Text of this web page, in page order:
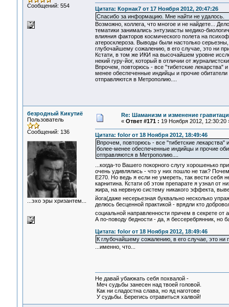
Сообщений: 554
Цитата: Корнак7 от 17 Ноября 2012, 20:47:26
Спасибо за информацию. Мне найти не удалось.
Возможно, коллега, что многое и не найдете...
тематики занимались энтузиасты медико-
влияния факторов космического полета на
атеросклероза. Выводы были настолько
глубочайшему сожалению, в его случае, это ни
Кстати, в том же ИКИ на высочайшем уровне
некий гуру-йог, который в отличии от
Впрочем, повторюсь - все "тибетские лекарства"
менее обеспеченные индийцы и прочие
отправляются в Метрополию....
безродный Кикутиё
Пользователь
Сообщений: 136
...эхо эры хризантем...
Re: Шаманизм и изменение
« Ответ #171 : 19 Ноября 2012, 12:30:20
Цитата: folor от 18 Ноября 2012, 18:49:46
Впрочем, повторюсь - все "тибетские лекарства"
более-менее обеспеченные индийцы и прочие
отправляются в Метрополию....
...когда-то Вашего покорного слугу хорошенько
очень удивлялись - что у них пошло не так?
E270. Но ведь я если не умереть, так вести
карнитина. Кстати об этом препарате я узнал от
жира, на нервную систему никакого эффекта,
йога(даже несерьезная буквально несколько
делюсь бесценной практикой - врядли кто
социальной направленности причем в секрете от
А по-поводу бедности - да, я бессеребрянник, но
Цитата: folor от 18 Ноября 2012, 18:49:46
К глубочайшему сожалению, в его случае, это
...именно, что...
Не давай убаюкать себя похвалой -
Меч судьбы занесен над твоей головой.
Как ни сладостна слава, но яд наготове
У судьбы. Берегись отравиться халвой!